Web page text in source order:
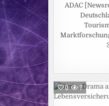
ADAC
0 7